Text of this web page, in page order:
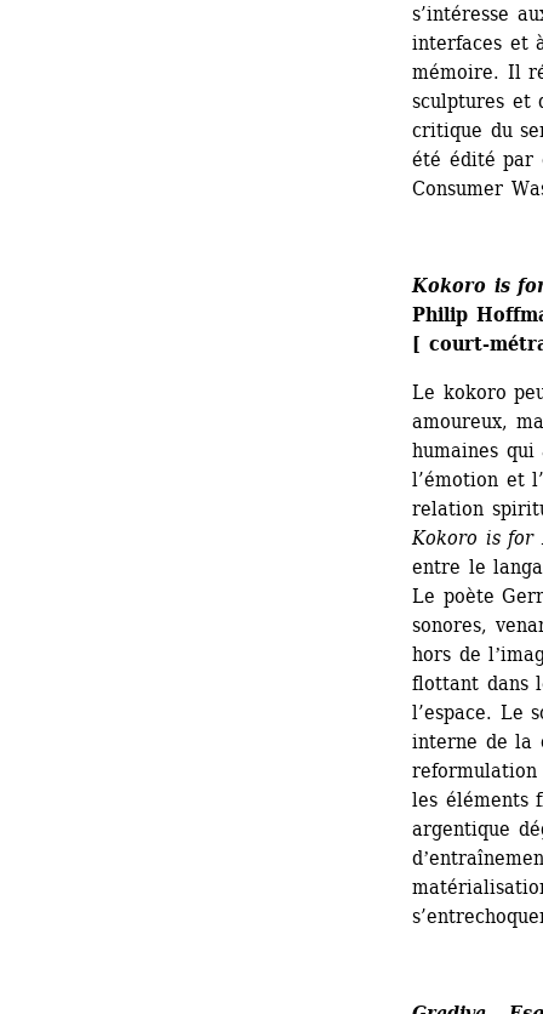
s’intéresse
interfaces et
mémoire. Il
sculptures et
critique du
été édité par
Consumer
Kokoro is
Philip
[ court-
Le kokoro
amoureux,
humaines
l’émotion et
relation
Kokoro is for
entre le
Le poète
sonores,
hors de
flottant dans
l’espace. Le
interne de la
les éléments
argentique